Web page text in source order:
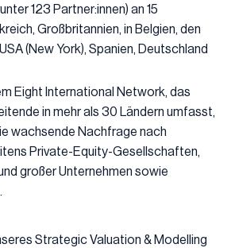
123 Partner:innen) an 15
Großbritannien, in Belgien, den
(New York), Spanien, Deutschland
Eight International Network, das
in mehr als 30 Ländern umfasst,
wachsende Nachfrage nach
Private-Equity-Gesellschaften,
großer Unternehmen sowie
Strategic Valuation & Modelling